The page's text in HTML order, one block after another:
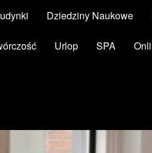
Dziedziny Naukowe
Urlop SPA